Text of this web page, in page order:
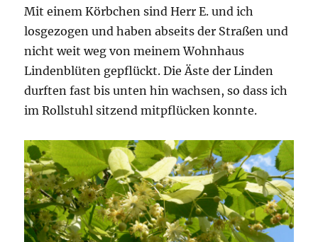
Mit einem Körbchen sind Herr E. und ich
losgezogen und haben abseits der Straßen und
nicht weit weg von meinem Wohnhaus
Lindenblüten gepflückt. Die Äste der Linden
durften fast bis unten hin wachsen, so dass ich
im Rollstuhl sitzend mitpflücken konnte.